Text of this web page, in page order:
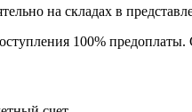
на складах в
100%